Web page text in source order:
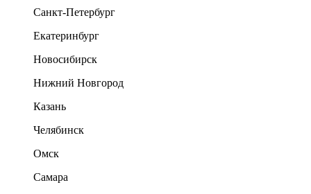
Санкт-Петербург
Екатеринбург
Новосибирск
Нижний Новгород
Казань
Челябинск
Омск
Самара